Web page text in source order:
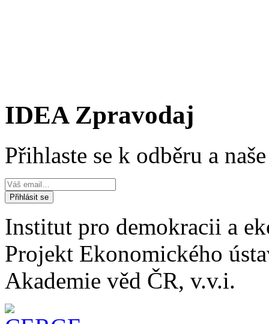
IDEA Zpravodaj
Přihlaste se k odběru a
Institut pro demokracii a
Projekt Ekonomického
Akademie věd ČR, v.v.i.